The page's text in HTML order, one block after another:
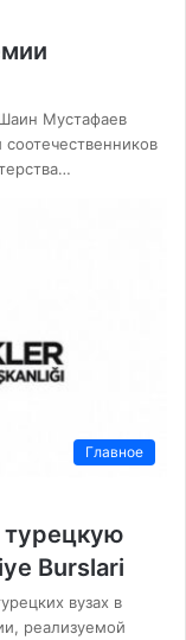
Мустафаев
Главное
турецкую
Burslari
вузах в
реализуемой